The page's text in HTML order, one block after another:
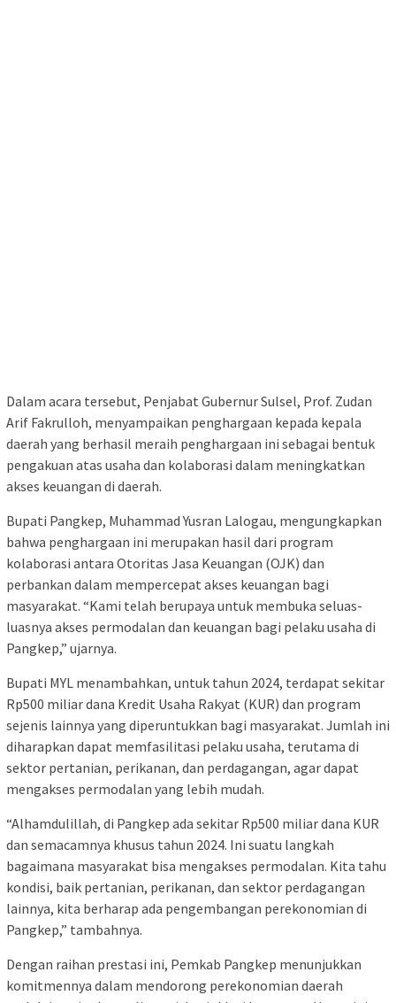
Dalam acara tersebut, Penjabat Gubernur Sulsel, Prof. Zudan
Arif Fakrulloh, menyampaikan penghargaan kepada kepala
daerah yang berhasil meraih penghargaan ini sebagai bentuk
pengakuan atas usaha dan kolaborasi dalam meningkatkan
akses keuangan di daerah.
Bupati Pangkep, Muhammad Yusran Lalogau, mengungkapkan
bahwa penghargaan ini merupakan hasil dari program
kolaborasi antara Otoritas Jasa Keuangan (OJK) dan
perbankan dalam mempercepat akses keuangan bagi
masyarakat. “Kami telah berupaya untuk membuka seluas-
luasnya akses permodalan dan keuangan bagi pelaku usaha di
Pangkep,” ujarnya.
Bupati MYL menambahkan, untuk tahun 2024, terdapat sekitar
Rp500 miliar dana Kredit Usaha Rakyat (KUR) dan program
sejenis lainnya yang diperuntukkan bagi masyarakat. Jumlah ini
diharapkan dapat memfasilitasi pelaku usaha, terutama di
sektor pertanian, perikanan, dan perdagangan, agar dapat
mengakses permodalan yang lebih mudah.
“Alhamdulillah, di Pangkep ada sekitar Rp500 miliar dana KUR
dan semacamnya khusus tahun 2024. Ini suatu langkah
bagaimana masyarakat bisa mengakses permodalan. Kita tahu
kondisi, baik pertanian, perikanan, dan sektor perdagangan
lainnya, kita berharap ada pengembangan perekonomian di
Pangkep,” tambahnya.
Dengan raihan prestasi ini, Pemkab Pangkep menunjukkan
komitmennya dalam mendorong perekonomian daerah